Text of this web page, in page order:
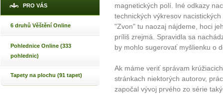
PRO VÁS
6 druhů Věštění Online
Pohlednice Online (333
pohlednic)
Tapety na plochu (91 tapet)
magnetických polí. Iné odkazy
technických výkresov
"Zvon" tu naozaj nájdeme, hoci
príliš zrejmá. Spravidla sa
by mohlo sugerovať myšlienku o
Ak máme veriť správam
stránkach niektorých autorov,
započal vývoj prvého zo série